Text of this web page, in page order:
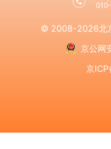
010-
© 2008-2026北
京公网
京